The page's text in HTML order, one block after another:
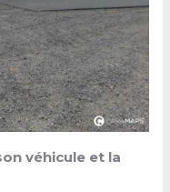
véhicule et la